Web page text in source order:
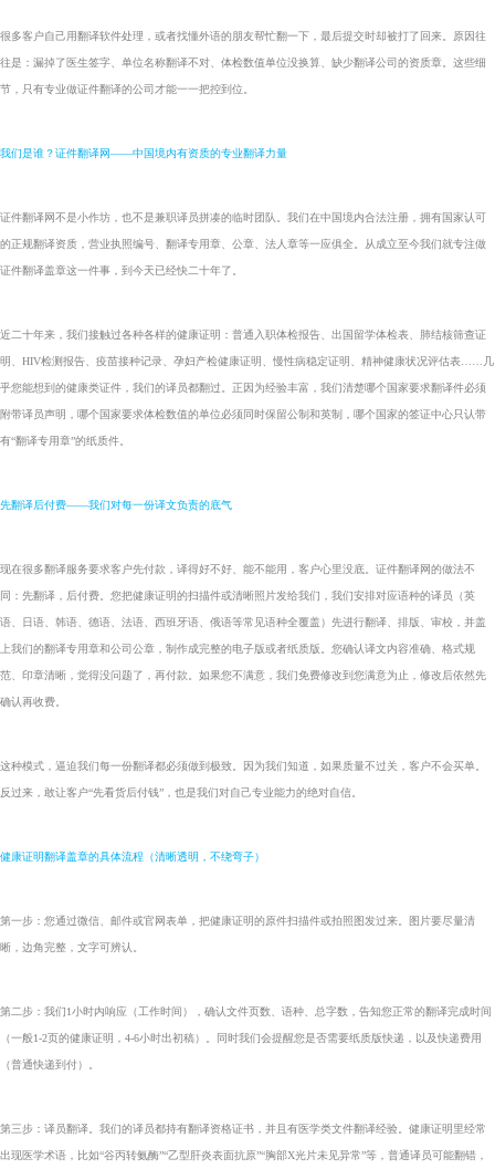
很多客户自己用翻译软件处理，或者找懂外语的朋友帮忙翻一下，最后提交时却被打了回来。原因往
往是：漏掉了医生签字、单位名称翻译不对、体检数值单位没换算、缺少翻译公司的资质章。这些细
节，只有专业做证件翻译的公司才能一一把控到位。
我们是谁？证件翻译网——中国境内有资质的专业翻译力量
证件翻译网不是小作坊，也不是兼职译员拼凑的临时团队。我们在中国境内合法注册，拥有国家认可
的正规翻译资质，营业执照编号、翻译专用章、公章、法人章等一应俱全。从成立至今我们就专注做
证件翻译盖章这一件事，到今天已经快二十年了。
近二十年来，我们接触过各种各样的健康证明：普通入职体检报告、出国留学体检表、肺结核筛查证
明、HIV检测报告、疫苗接种记录、孕妇产检健康证明、慢性病稳定证明、精神健康状况评估表……几
乎您能想到的健康类证件，我们的译员都翻过。正因为经验丰富，我们清楚哪个国家要求翻译件必须
附带译员声明，哪个国家要求体检数值的单位必须同时保留公制和英制，哪个国家的签证中心只认带
有“翻译专用章”的纸质件。
先翻译后付费——我们对每一份译文负责的底气
现在很多翻译服务要求客户先付款，译得好不好、能不能用，客户心里没底。证件翻译网的做法不
同：先翻译，后付费。您把健康证明的扫描件或清晰照片发给我们，我们安排对应语种的译员（英
语、日语、韩语、德语、法语、西班牙语、俄语等常见语种全覆盖）先进行翻译、排版、审校，并盖
上我们的翻译专用章和公司公章，制作成完整的电子版或者纸质版。您确认译文内容准确、格式规
范、印章清晰，觉得没问题了，再付款。如果您不满意，我们免费修改到您满意为止，修改后依然先
确认再收费。
这种模式，逼迫我们每一份翻译都必须做到极致。因为我们知道，如果质量不过关，客户不会买单。
反过来，敢让客户“先看货后付钱”，也是我们对自己专业能力的绝对自信。
健康证明翻译盖章的具体流程（清晰透明，不绕弯子）
第一步：您通过微信、邮件或官网表单，把健康证明的原件扫描件或拍照图发过来。图片要尽量清
晰，边角完整，文字可辨认。
第二步：我们1小时内响应（工作时间），确认文件页数、语种、总字数，告知您正常的翻译完成时间
（一般1-2页的健康证明，4-6小时出初稿）。同时我们会提醒您是否需要纸质版快递，以及快递费用
（普通快递到付）。
第三步：译员翻译。我们的译员都持有翻译资格证书，并且有医学类文件翻译经验。健康证明里经常
出现医学术语，比如“谷丙转氨酶”“乙型肝炎表面抗原”“胸部X光片未见异常”等，普通译员可能翻错，